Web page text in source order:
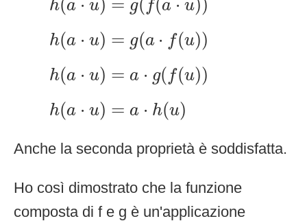
h(a ⋅ u) = g( f(a ⋅ u))
h(a ⋅ u) = g(a ⋅ f(u))
h a·u g(a· u))
h(a ⋅ u) = a ⋅ g( f(u))
h a·u a· (f( u))
h(a ⋅ u) = a ⋅ h(u)
h a·u · (u )
Anche la seconda proprietà è soddisfatta.
Ho così dimostrato che la funzione
composta di f e g è un'applicazione